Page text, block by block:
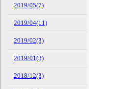
2019/05(7)
2019/04(11)
2019/02(3)
2019/01(3)
2018/12(3)